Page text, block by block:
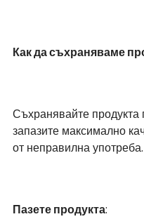
Как да съхраняваме
Съхранявайте продукта
запазите максимално
от неправилна употреба.
Пазете продукта: